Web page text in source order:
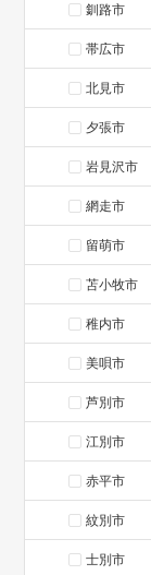
釧路市
帯広市
北見市
夕張市
岩見沢市
網走市
留萌市
苫小牧市
稚内市
美唄市
芦別市
江別市
赤平市
紋別市
士別市